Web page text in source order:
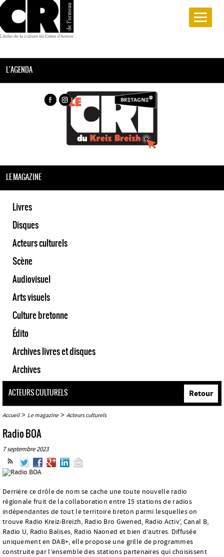
L'AGENDA
LE MAGAZINE
Livres
Disques
Acteurs culturels
Scène
Audiovisuel
Arts visuels
Culture bretonne
Édito
Archives livres et disques
Archives
ACTEURS CULTURELS
Accueil> Le magazine> Acteurs culturels
Retour
Radio BOA
7 septembre 2023
Derrière ce drôle de nom se cache une toute nouvelle radio
régionale fruit de la collaboration entre 15 stations de radios
indépendantes de tout le territoire breton parmi lesquelles on
trouve Radio Kreiz-Breizh, Radio Bro Gwened, Radio Activ’, Canal B,
Radio U, Radio Balises, Radio Naoned et bien d’autres. Diffusée
uniquement en DAB+, elle propose une grille de programmes
construite par l’ensemble des stations partenaires qui choisissent